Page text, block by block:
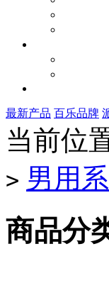
最新产品 百乐品牌
当前位
> 男用
商品分